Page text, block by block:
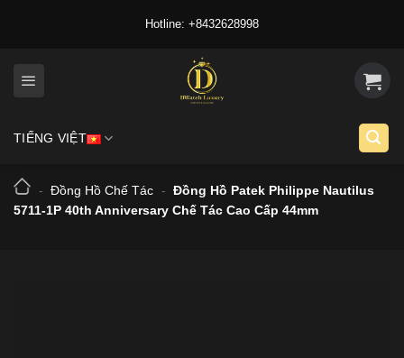
Hotline: +8432628998
TIẾNG VIỆT
- Đồng Hồ Chế Tác - Đồng Hồ Patek Philippe Nautilus
5711-1P 40th Anniversary Chế Tác Cao Cấp 44mm